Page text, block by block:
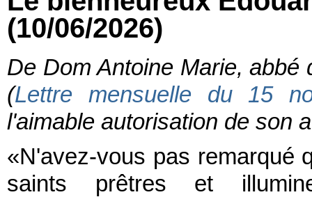
(10/06/2026)
De Dom Antoine Marie,
(Lettre mensuelle du 15
l'aimable autorisation de son
«N'avez-vous pas remarqué
saints prêtres et